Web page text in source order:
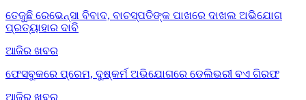
ତେଜୁଛି ରେଭେନ୍ସା ବିବାଦ, ବାଚସ୍ପତିଙ୍କ ପାଖରେ ଦାଖଲ ଅଭିଯୋଗ
ପ୍ରତ୍ୟାହାର ଦାବି
ଆଜିର ଖବର
ଫେସବୁକରେ ପ୍ରେମ, ଦୁଷ୍କର୍ମ ଅଭିଯୋଗରେ ଡେଲିଭରୀ ବଏ ଗିରଫ
ଆଜିର ଖବର